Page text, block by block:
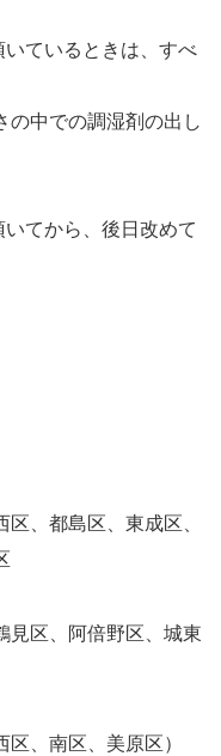
ているときは、すべ
の中での調湿剤の出し
てから、後日改めて
、都島区、東成区、
見区、阿倍野区、城東
、南区、美原区）